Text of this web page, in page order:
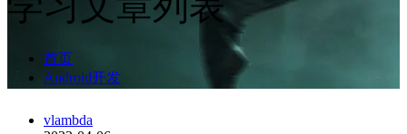
首页
Android开发
vlambda